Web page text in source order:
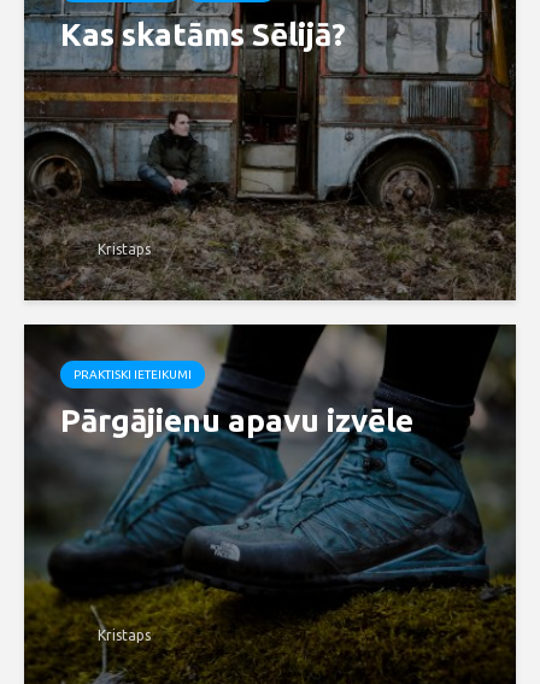
Kas skatāms Sēlijā?
Kristaps
PRAKTISKI IETEIKUMI
Pārgājienu apavu izvēle
Kristaps